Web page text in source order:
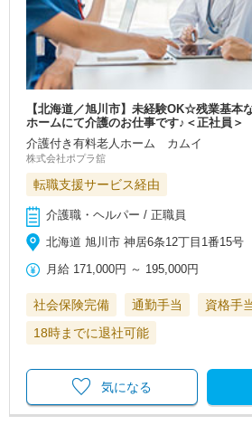
【北海道／旭川市】未経験OK☆残業基本
ホームにて介護のお仕事です♪＜正社員＞
介護付き有料老人ホーム カムイ
株式会社ポプラ舘
転職支援サービス経由
介護職・ヘルパー / 正職員
北海道 旭川市 神居6条12丁目1番15号
月給 171,000円 ～ 195,000円
社会保険完備 通勤手当
資格手
18時までに退社可能
気になる